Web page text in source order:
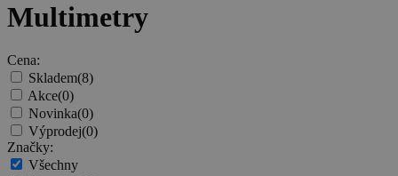
Multimetry
Cena:
Skladem(8)
Akce(0)
Novinka(0)
Výprodej(0)
Značky:
Všechny